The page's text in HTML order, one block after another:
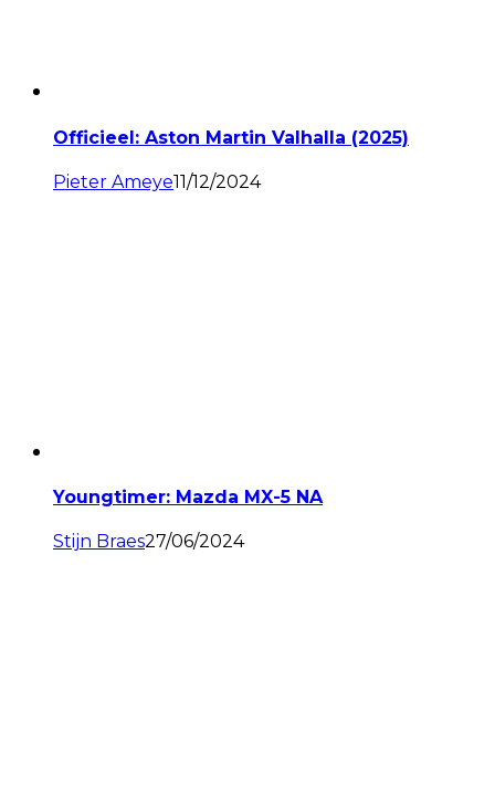
Officieel: Aston Martin Valhalla (2025)
Pieter Ameye11/12/2024
Youngtimer: Mazda MX-5 NA
Stijn Braes27/06/2024